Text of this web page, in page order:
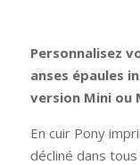
Personnalisez
anses épaules
version Mini ou
En cuir Pony
décliné dans